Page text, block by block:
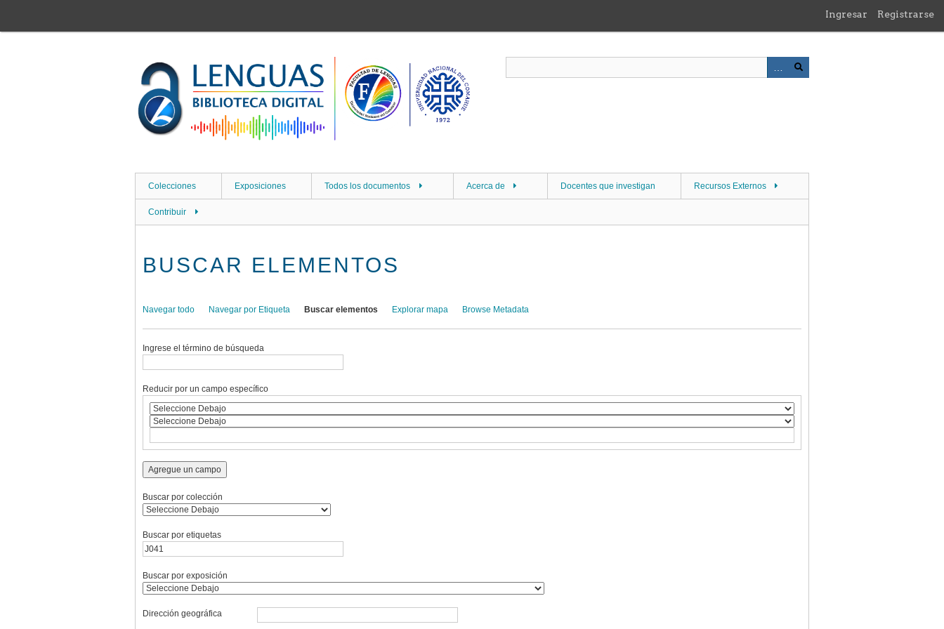
contenido
Ingresar Registrarse
Colecciones Exposiciones Todos los documentos Acerca de Docentes que investigan Recursos Externos
Contribuir
BUSCAR ELEMENTOS
Navegar todo Navegar por Etiqueta Buscar elementos Explorar mapa Browse Metadata
Ingrese el término de búsqueda
Reducir por un campo específico
Agregue un campo
Buscar por colección
Buscar por etiquetas
Buscar por exposición
Dirección geográfica